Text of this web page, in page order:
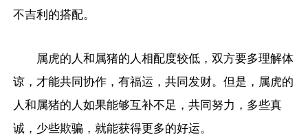
不吉利的搭配。
属虎的人和属猪的人相配度较低，双方要多理解体
谅，才能共同协作，有福运，共同发财。但是，属虎的
人和属猪的人如果能够互补不足，共同努力，多些真
诚，少些欺骗，就能获得更多的好运。